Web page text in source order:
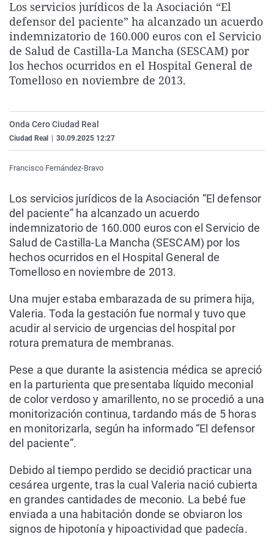
La rosa de los vientos
Gente viajera
Como el perro y el
Caso
Retornados
Equipo de
Operación Viuda
Extremadura
Galicia
La Rioja
Navarra
Virales
Televisión
Elecciones
Los servicios jurídicos de la Asociación “El
defensor del paciente” ha alcanzado un acuerdo
indemnizatorio de 160.000 euros con el Servicio
de Salud de Castilla-La Mancha (SESCAM) por
los hechos ocurridos en el Hospital General de
Tomelloso en noviembre de 2013.
Onda Cero Ciudad Real
Ciudad Real 30.09.2025 12:27
Francisco Fernández-Bravo
Los servicios jurídicos de la Asociación “El defensor
del paciente” ha alcanzado un acuerdo
indemnizatorio de 160.000 euros con el Servicio de
Salud de Castilla-La Mancha (SESCAM) por los
hechos ocurridos en el Hospital General de
Tomelloso en noviembre de 2013.
Una mujer estaba embarazada de su primera hija,
Valeria. Toda la gestación fue normal y tuvo que
acudir al servicio de urgencias del hospital por
rotura prematura de membranas.
Pese a que durante la asistencia médica se apreció
en la parturienta que presentaba líquido meconial
de color verdoso y amarillento, no se procedió a una
monitorización continua, tardando más de 5 horas
en monitorizarla, según ha informado “El defensor
del paciente”.
Debido al tiempo perdido se decidió practicar una
cesárea urgente, tras la cual Valeria nació cubierta
en grandes cantidades de meconio. La bebé fue
enviada a una habitación donde se obviaron los
signos de hipotonía y hipoactividad que padecía.